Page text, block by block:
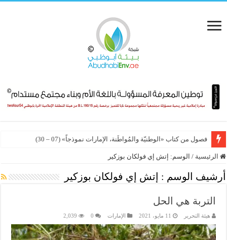
فصول من كتاب «الوطنيّة والمُواطَنة، الإمارات نموذجاً» (07 – 30)
الرئيسية / الوسم: إتش إي فولكان بوزكير
أرشيف الوسم : إتش إي فولكان بوزكير
التربة هي الحل
هيئة التحرير 11 مايو، 2021 الإمارات 0
2,039